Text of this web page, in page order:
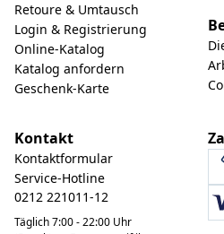
Retoure & Umtausch
Login & Registrierung
Online-Katalog
Katalog anfordern
Geschenk-Karte
Kontakt
Kontaktformular
Service-Hotline
0212 221011-12
Täglich 7:00 - 22:00 Uhr